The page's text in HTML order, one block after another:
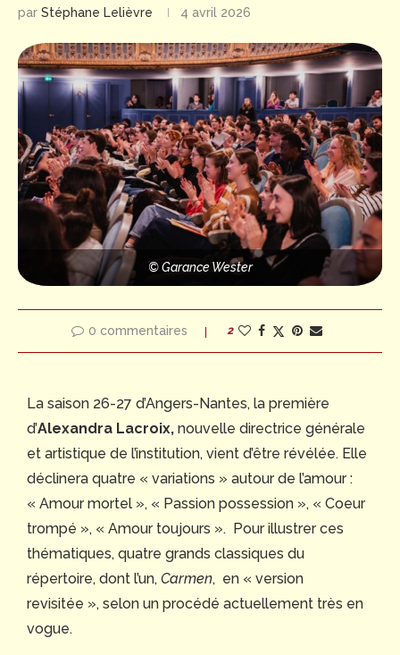
par Stéphane Lelièvre 4 avril 2026
© Garance Wester
0 commentaires 2
La saison 26-27 d’Angers-Nantes, la première
d’Alexandra Lacroix, nouvelle directrice générale
et artistique de l’institution, vient d’être révélée. Elle
déclinera quatre « variations » autour de l’amour :
« Amour mortel », « Passion possession », « Coeur
trompé », « Amour toujours ». Pour illustrer ces
thématiques, quatre grands classiques du
répertoire, dont l’un, Carmen, en « version
revisitée », selon un procédé actuellement très en
vogue.